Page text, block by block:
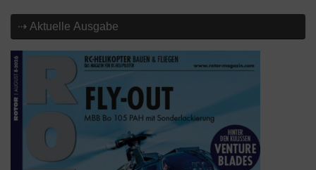
⇢ Aktuelle Ausgabe